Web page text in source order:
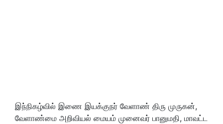
இந்நிகழ்வில் இணை இயக்குநர் வேளாண் திரு முருகன்,
வேளாண்மை அறிவியல் மையம் முனைவர் பானுமதி, மாவட்ட